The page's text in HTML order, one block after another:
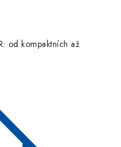
od kompaktních až